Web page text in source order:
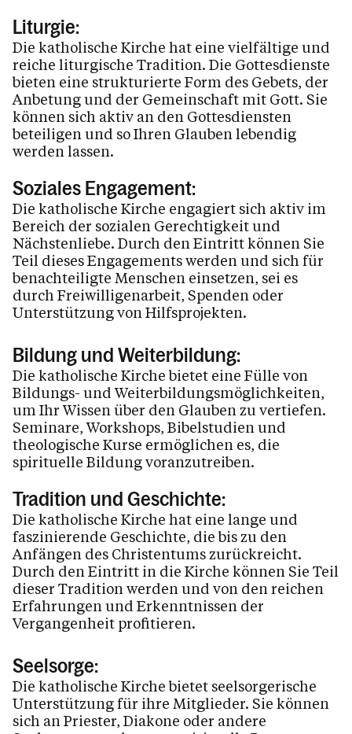
Liturgie:
Die katholische Kirche hat eine vielfältige und
reiche liturgische Tradition. Die Gottesdienste
bieten eine strukturierte Form des Gebets, der
Anbetung und der Gemeinschaft mit Gott. Sie
können sich aktiv an den Gottesdiensten
beteiligen und so Ihren Glauben lebendig
werden lassen.
Soziales Engagement:
Die katholische Kirche engagiert sich aktiv im
Bereich der sozialen Gerechtigkeit und
Nächstenliebe. Durch den Eintritt können Sie
Teil dieses Engagements werden und sich für
benachteiligte Menschen einsetzen, sei es
durch Freiwilligenarbeit, Spenden oder
Unterstützung von Hilfsprojekten.
Bildung und Weiterbildung:
Die katholische Kirche bietet eine Fülle von
Bildungs- und Weiterbildungsmöglichkeiten,
um Ihr Wissen über den Glauben zu vertiefen.
Seminare, Workshops, Bibelstudien und
theologische Kurse ermöglichen es, die
spirituelle Bildung voranzutreiben.
Tradition und Geschichte:
Die katholische Kirche hat eine lange und
faszinierende Geschichte, die bis zu den
Anfängen des Christentums zurückreicht.
Durch den Eintritt in die Kirche können Sie Teil
dieser Tradition werden und von den reichen
Erfahrungen und Erkenntnissen der
Vergangenheit profitieren.
Seelsorge:
Die katholische Kirche bietet seelsorgerische
Unterstützung für ihre Mitglieder. Sie können
sich an Priester, Diakone oder andere